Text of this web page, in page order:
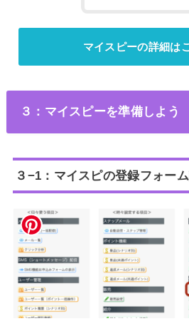
マイスピーの詳細は
３：マイスピーを準備しよう
３−1：マイスピの登録フォー